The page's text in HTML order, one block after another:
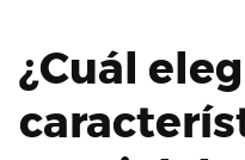
¿Cuál